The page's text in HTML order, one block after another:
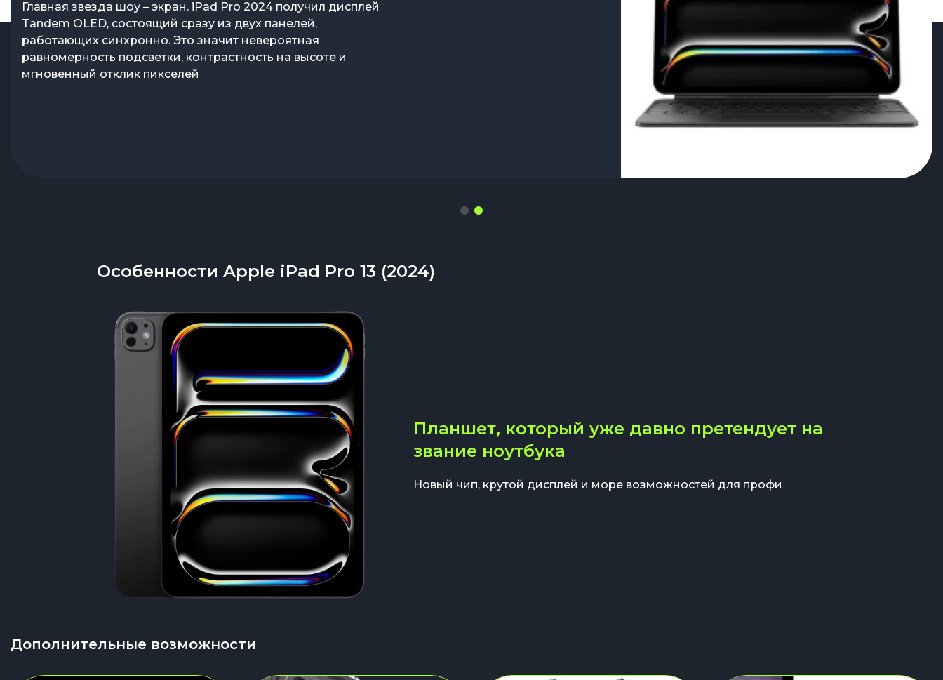
секунды. Производительность, способная справиться с
любыми задачами – от рендеринга видео до
тяжеловесных игр. Фантастическая лёгкость, которая
кажется невозможной при таких размерах. Новый iPad Pro
Главная звезда шоу – экран. iPad Pro 2024 получил дисплей
Tandem OLED, состоящий сразу из двух панелей,
работающих синхронно. Это значит невероятная
равномерность подсветки, контрастность на высоте и
мгновенный отклик пикселей
Особенности Apple iPad Pro 13 (2024)
Планшет, который уже давно претендует на
звание ноутбука
Новый чип, крутой дисплей и море возможностей для профи
Дополнительные возможности